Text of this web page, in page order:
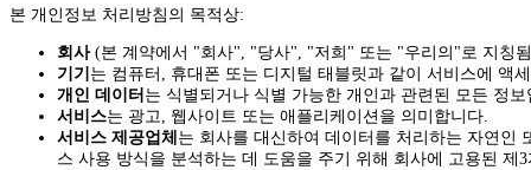
본 개인정보 처리방침의 목적상:
회사(본 계약에서 "회사", "당사", "저희" 또는 "우리의"로 지칭
기기 는 컴퓨터, 휴대폰 또는 디지털 태블릿과 같이 서비스에 액
개인 데이터 는 식별되거나 식별 가능한 개인과 관련된 모든 정보
서비스는 광고, 웹사이트 또는 애플리케이션을 의미합니다.
서비스 제공업체 는 회사를 대신하여 데이터를 처리하는 자연인
스 사용 방식을 분석하는 데 도움을 주기 위해 회사에 고용된 제